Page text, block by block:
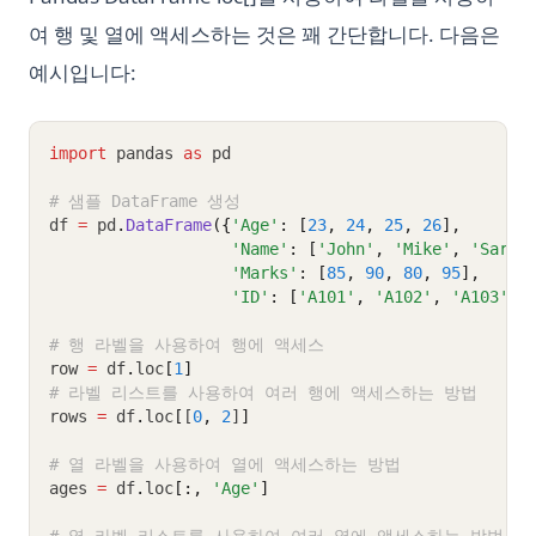
여 행 및 열에 액세스하는 것은 꽤 간단합니다. 다음은
예시입니다:
import pandas as pd
# 샘플 DataFrame 생성
df = pd . DataFrame({ 'Age' : [23, 24, 25, 26],
'Name' : [ 'John' , 'Mike' ,
'Sarah'
'Marks' : [85, 90, 80, 95],
'ID' : [ 'A101' , 'A102' , 'A103'
# 행 라벨을 사용하여 행에 액세스
row = df. loc [1]
# 라벨 리스트를 사용하여 여러 행에 액세스하는 방법
rows = df. loc [ [0, 2] ]
# 열 라벨을 사용하여 열에 액세스하는 방법
ages = df. loc [:, 'Age' ]